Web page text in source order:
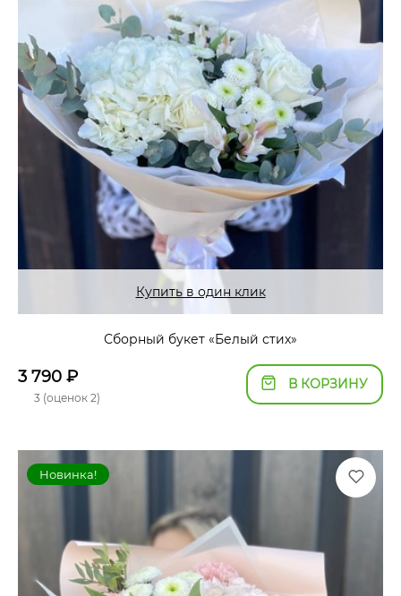
Купить в один клик
Сборный букет «Белый стих»
3 790 ₽
3 (оценок 2)
В КОРЗИНУ
Новинка!